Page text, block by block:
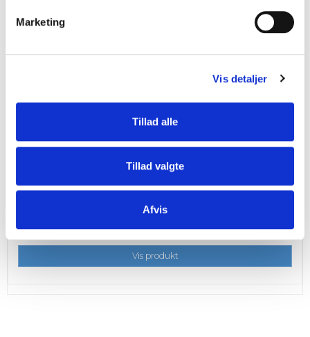
Marketing
Vis detaljer
Tillad alle
Tillad valgte
Afvis
FASTGØRELSESBESLAG B29
5,00 DKKv/ 20 stk.
Vis produkt